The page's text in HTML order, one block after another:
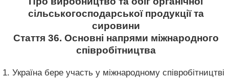
сільськогосподарської продукції та
сировини
Стаття 36. Основні напрями міжнародного
співробітництва
1. Україна бере участь у міжнародному співробітництві